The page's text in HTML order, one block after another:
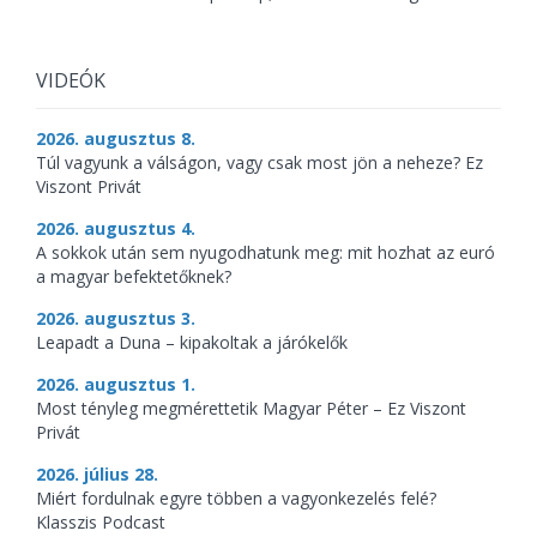
VIDEÓK
2026. augusztus 8.
Túl vagyunk a válságon, vagy csak most jön a neheze? Ez
Viszont Privát
2026. augusztus 4.
A sokkok után sem nyugodhatunk meg: mit hozhat az euró
a magyar befektetőknek?
2026. augusztus 3.
Leapadt a Duna – kipakoltak a járókelők
2026. augusztus 1.
Most tényleg megmérettetik Magyar Péter – Ez Viszont
Privát
2026. július 28.
Miért fordulnak egyre többen a vagyonkezelés felé?
Klasszis Podcast